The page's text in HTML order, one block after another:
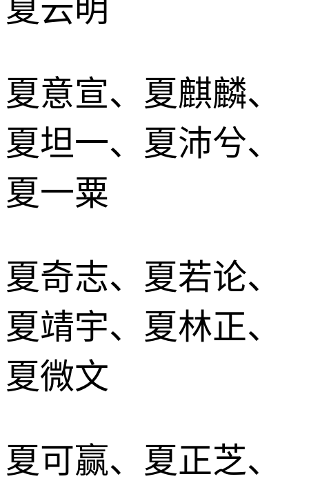
夏云明
夏意宣、夏麒麟、
夏坦一、夏沛兮、
夏一粟
夏奇志、夏若论、
夏靖宇、夏林正、
夏微文
夏可赢、夏正芝、